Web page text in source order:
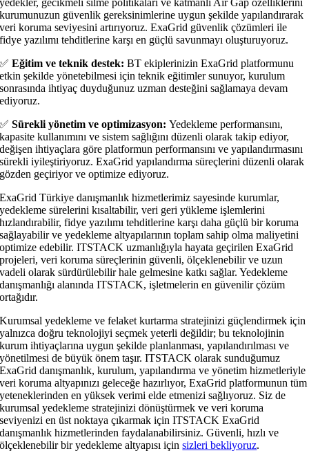
kurumunuzun güvenlik gereksinimlerine uygun şekilde yapılandırarak
veri koruma seviyesini artırıyoruz. ExaGrid güvenlik çözümleri ile
fidye yazılımı tehditlerine karşı en güçlü savunmayı oluşturuyoruz.
✅Eğitim ve teknik destek: BT ekiplerinizin ExaGrid platformunu
etkin şekilde yönetebilmesi için teknik eğitimler sunuyor, kurulum
sonrasında ihtiyaç duyduğunuz uzman desteğini sağlamaya devam
ediyoruz.
✅Sürekli yönetim ve optimizasyon: Yedekleme performansını,
kapasite kullanımını ve sistem sağlığını düzenli olarak takip ediyor,
değişen ihtiyaçlara göre platformun performansını ve yapılandırmasını
sürekli iyileştiriyoruz. ExaGrid yapılandırma süreçlerini düzenli olarak
gözden geçiriyor ve optimize ediyoruz.
ExaGrid Türkiye danışmanlık hizmetlerimiz sayesinde kurumlar,
yedekleme sürelerini kısaltabilir, veri geri yükleme işlemlerini
hızlandırabilir, fidye yazılımı tehditlerine karşı daha güçlü bir koruma
sağlayabilir ve yedekleme altyapılarının toplam sahip olma maliyetini
optimize edebilir. ITSTACK uzmanlığıyla hayata geçirilen ExaGrid
projeleri, veri koruma süreçlerinin güvenli, ölçeklenebilir ve uzun
vadeli olarak sürdürülebilir hale gelmesine katkı sağlar. Yedekleme
danışmanlığı alanında ITSTACK, işletmelerin en güvenilir çözüm
ortağıdır.
Kurumsal yedekleme ve felaket kurtarma stratejinizi güçlendirmek için
yalnızca doğru teknolojiyi seçmek yeterli değildir; bu teknolojinin
kurum ihtiyaçlarına uygun şekilde planlanması, yapılandırılması ve
yönetilmesi de büyük önem taşır. ITSTACK olarak sunduğumuz
ExaGrid danışmanlık, kurulum, yapılandırma ve yönetim hizmetleriyle
veri koruma altyapınızı geleceğe hazırlıyor, ExaGrid platformunun tüm
yeteneklerinden en yüksek verimi elde etmenizi sağlıyoruz. Siz de
kurumsal yedekleme stratejinizi dönüştürmek ve veri koruma
seviyenizi en üst noktaya çıkarmak için ITSTACK ExaGrid
danışmanlık hizmetlerinden faydalanabilirsiniz. Güvenli, hızlı ve
ölçeklenebilir bir yedekleme altyapısı içinsizleri bekliyoruz.